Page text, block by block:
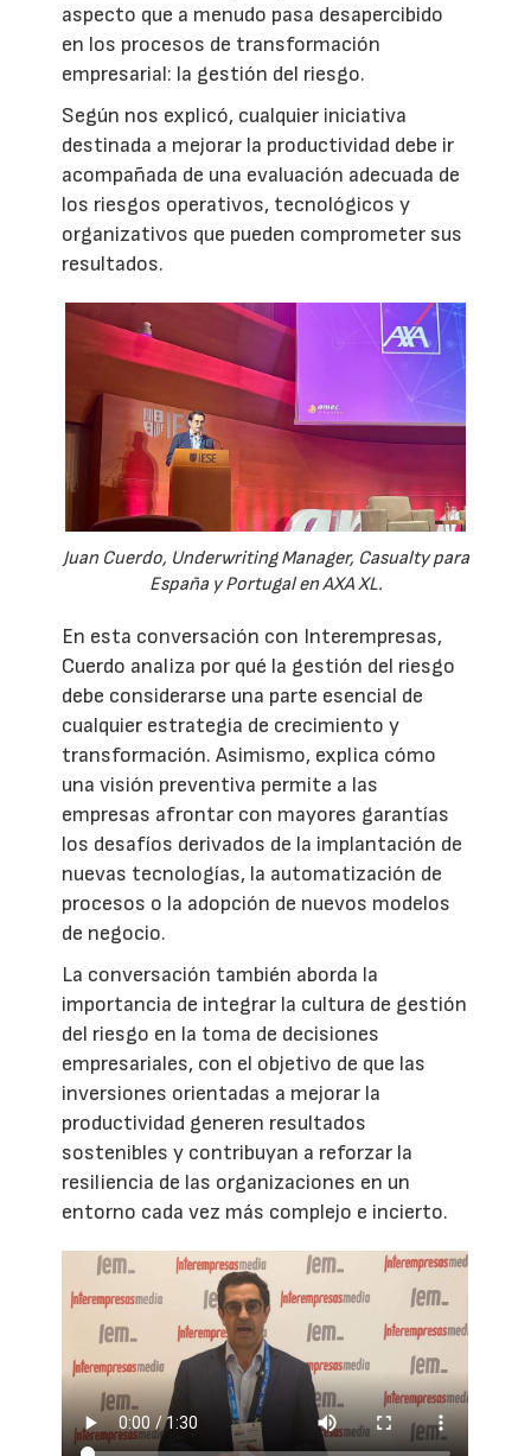
aspecto que a menudo pasa desapercibido
en los procesos de transformación
empresarial: la gestión del riesgo.
Según nos explicó, cualquier iniciativa
destinada a mejorar la productividad debe ir
acompañada de una evaluación adecuada de
los riesgos operativos, tecnológicos y
organizativos que pueden comprometer sus
resultados.
Juan Cuerdo, Underwriting Manager, Casualty para
España y Portugal en AXA XL.
En esta conversación con Interempresas,
Cuerdo analiza por qué la gestión del riesgo
debe considerarse una parte esencial de
cualquier estrategia de crecimiento y
transformación. Asimismo, explica cómo
una visión preventiva permite a las
empresas afrontar con mayores garantías
los desafíos derivados de la implantación de
nuevas tecnologías, la automatización de
procesos o la adopción de nuevos modelos
de negocio.
La conversación también aborda la
importancia de integrar la cultura de gestión
del riesgo en la toma de decisiones
empresariales, con el objetivo de que las
inversiones orientadas a mejorar la
productividad generen resultados
sostenibles y contribuyan a reforzar la
resiliencia de las organizaciones en un
entorno cada vez más complejo e incierto.